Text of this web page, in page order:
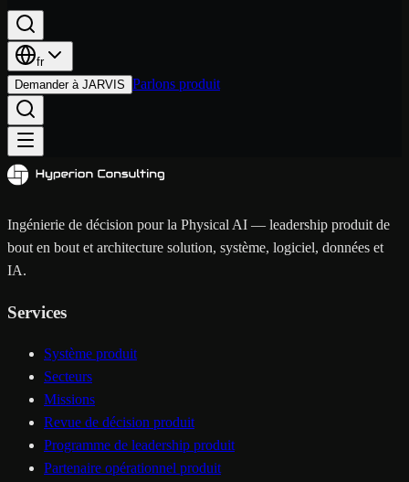
fr
Demander à JARVIS Parlons produit
Ingénierie de décision pour la Physical AI — leadership produit de
bout en bout et architecture solution, système, logiciel, données et
IA.
Services
Système produit
Secteurs
Missions
Revue de décision produit
Programme de leadership produit
Partenaire opérationnel produit